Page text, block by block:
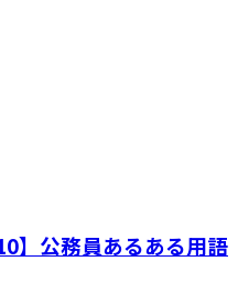
】公務員あるある用語